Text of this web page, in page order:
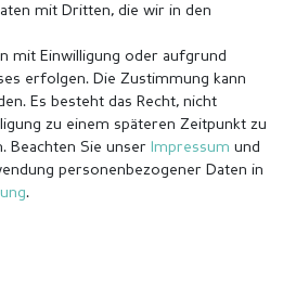
mit Dritten, die wir in den
mit Einwilligung oder aufgrund
erfolgen. Die Zustimmung kann
Es besteht das Recht, nicht
zu einem späteren Zeitpunkt zu
Beachten Sie unser Impressum und
personenbezogener Daten in
.